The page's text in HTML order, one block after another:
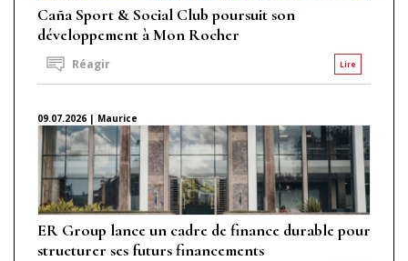
Caña Sport & Social Club poursuit son
développement à Mon Rocher
Lire
Réagir
09.07.2026 | Maurice
ER Group lance un cadre de finance durable pour
structurer ses futurs financements